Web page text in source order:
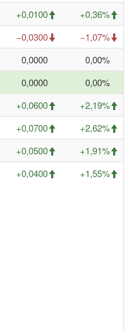
+0,0100
+0,36%
−0,0300
−1,07%
0,0000
0,00%
0,0000
0,00%
+0,0600
+2,19%
+0,0700
+2,62%
+0,0500
+1,91%
+0,0400 +1,55%